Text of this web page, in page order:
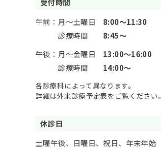
受付時間
午前： 月～土曜日
診療時間
8:00～11:30
8:45～
午後： 月～金曜日
診療時間
13:00～16:00
14:00～
各診療科によって異なります。
詳細は外来診療予定表をご覧ください。
休診日
土曜午後、日曜日、祝日、年末年始